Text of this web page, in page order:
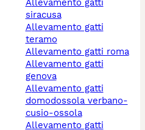
allevamento gatti
siracusa
allevamento gatti
teramo
allevamento gatti roma
allevamento gatti
genova
allevamento gatti
domodossola verbano-
cusio-ossola
allevamento gatti